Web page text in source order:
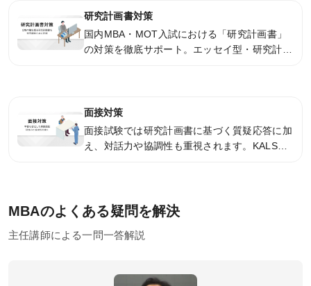
コラム
資料請求／
デジタルパンフレット
講義サンプル動画
講師紹介
必要な「論理力」が習得できる内容となってい
ます。
研究計画書対策
国内MBA・MOT入試における「研究計画書」
の対策を徹底サポート。エッセイ型・研究計画
出願」まで、万全の体制で合格レベルへ導きま
す。
面接対策
面接試験では研究計画書に基づく質疑応答に加
え、対話力や協調性も重視されます。KALSで
ます。
MBAのよくある疑問を解決
主任講師による一問一答解説